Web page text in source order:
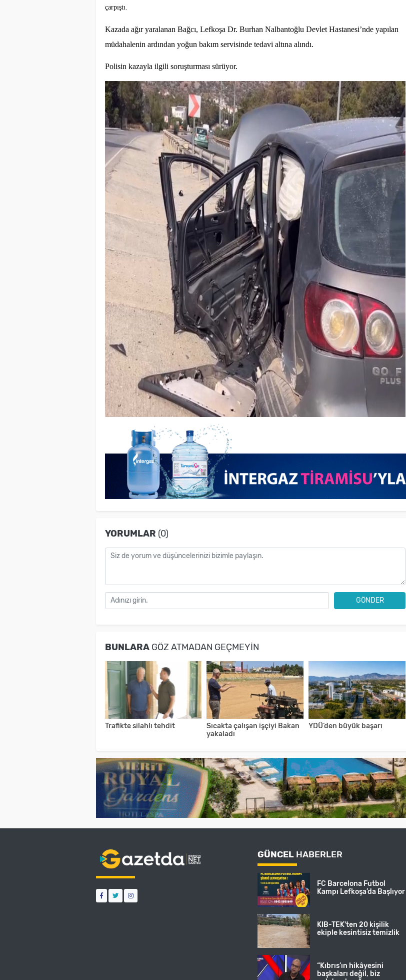
çarpıştı.
Kazada ağır yaralanan Bağcı, Lefkoşa Dr. Burhan Nalbantoğlu Devlet Hastanesi’nde yapılan
müdahalenin ardından yoğun bakım servisinde tedavi altına alındı.
Polisin kazayla ilgili soruşturması sürüyor.
YORUMLAR (0)
GÖNDER
BUNLARAGÖZ ATMADAN GEÇMEYIN
Trafikte silahlı tehdit
Sıcakta çalışan işçiyi Bakan
yakaladı
YDÜ’den büyük başarı
GÜNCEL HABERLER
FC Barcelona Futbol
Kampı Lefkoşa’da Başlıyor
KIB-TEK'ten 20 kişilik
ekiple kesintisiz temizlik
“Kıbrıs’ın hikâyesini
başkaları değil, biz